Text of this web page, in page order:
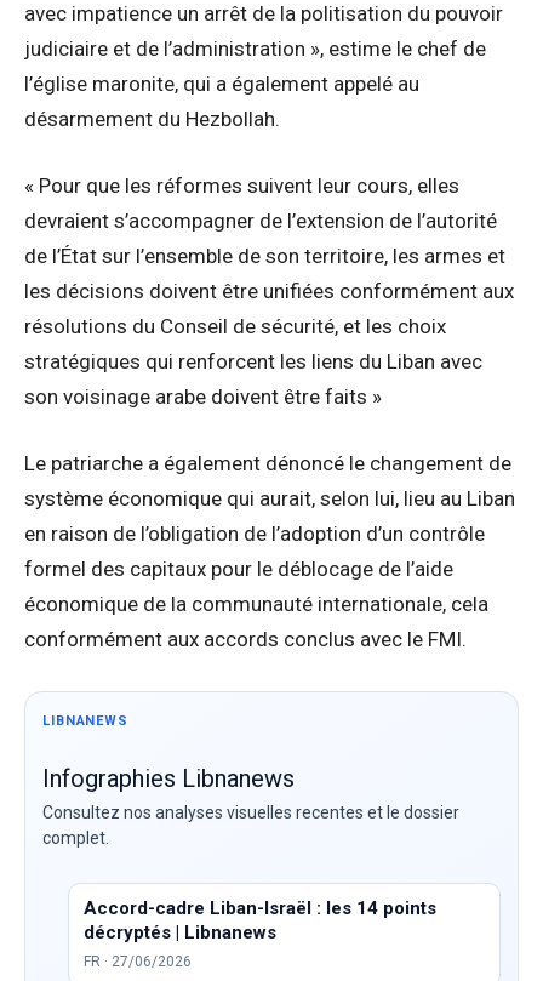
avec impatience un arrêt de la politisation du pouvoir
judiciaire et de l’administration », estime le chef de
l’église maronite, qui a également appelé au
désarmement du Hezbollah.
« Pour que les réformes suivent leur cours, elles
devraient s’accompagner de l’extension de l’autorité
de l’État sur l’ensemble de son territoire, les armes et
les décisions doivent être unifiées conformément aux
résolutions du Conseil de sécurité, et les choix
stratégiques qui renforcent les liens du Liban avec
son voisinage arabe doivent être faits »
Le patriarche a également dénoncé le changement de
système économique qui aurait, selon lui, lieu au Liban
en raison de l’obligation de l’adoption d’un contrôle
formel des capitaux pour le déblocage de l’aide
économique de la communauté internationale, cela
conformément aux accords conclus avec le FMI.
LIBNANEWS
Infographies Libnanews
Consultez nos analyses visuelles recentes et le dossier
complet.
Accord-cadre Liban-Israël : les 14 points
décryptés | Libnanews
FR · 27/06/2026